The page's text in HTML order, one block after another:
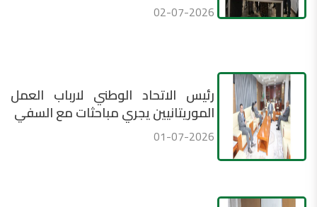
02-07-2026
رئيس الاتحاد الوطني لارباب العمل
الموريتانيين يجري مباحثات مع السفي
01-07-2026